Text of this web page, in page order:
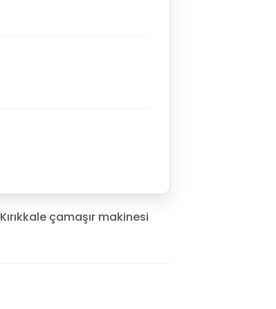
Kırıkkale çamaşır makinesi